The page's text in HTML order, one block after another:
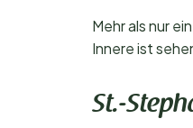
Mehr als nur
Innere ist
St.-